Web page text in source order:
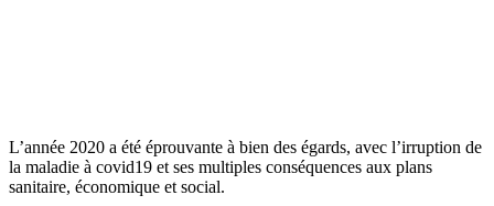
L’année 2020 a été éprouvante à bien des égards, avec l’irruption de
la maladie à covid19 et ses multiples conséquences aux plans
sanitaire, économique et social.